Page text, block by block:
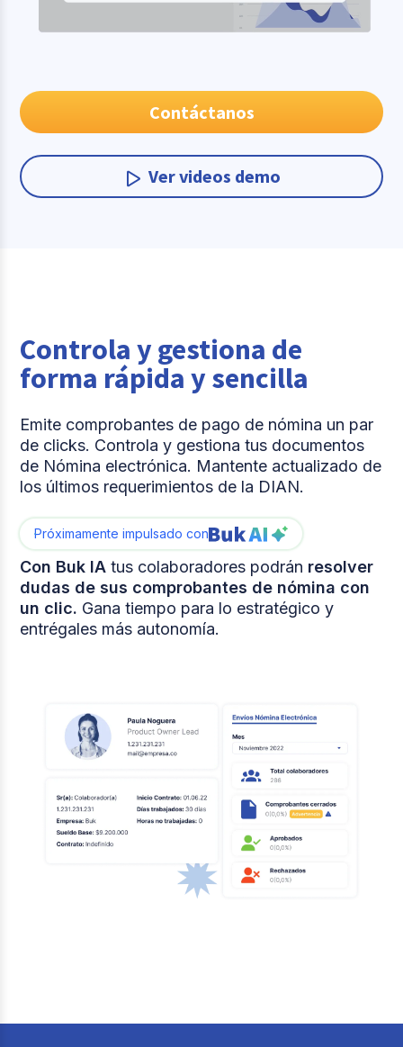
Contáctanos
Ver videos demo
Controla y gestiona de
forma rápida y sencilla
Emite comprobantes de pago de nómina un par
de clicks. Controla y gestiona tus documentos
de Nómina electrónica. Mantente actualizado de
los últimos requerimientos de la DIAN.
Próximamente impulsado con
Con Buk IA tus colaboradores podrán resolver
dudas de sus comprobantes de nómina con
un clic. Gana tiempo para lo estratégico y
entrégales más autonomía.